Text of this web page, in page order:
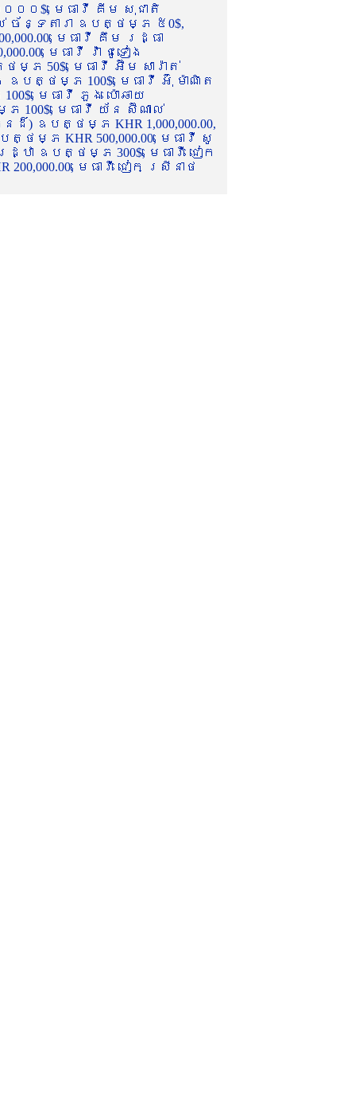
០០$, មេធាវី គីម សុជាតិ
ល់ ច័ន្ទតារា ឧបត្ថម្ភ ៥0$,
មេធាវី គឹម រដ្ធា
មេធាវី វ៉ា ជូទៀង
ភ 50$, មេធាវី អ៊ឹម សារ៉ាត់
ឧបត្ថម្ភ 100$, មេធាវី អ៊ុំ ម៉ាណិត
មេធាវី ភួង ប៉ោឆាយ
100$, មេធាវី យ័ន ស៊ីណាល់
) ឧបត្ថម្ភ KHR 1,000,000.00,
ម្ភ KHR 500,000.00, មេធាវី សូ
ឋា ឧបត្ថម្ភ 300$, មេធាវី ជៀក
មេធាវី ជៀក ស្រីនាថ